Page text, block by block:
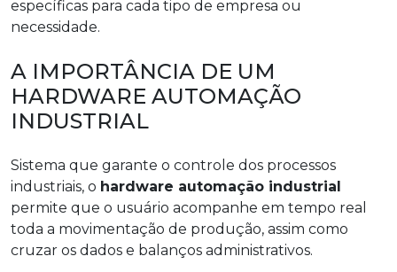
específicas para cada tipo de empresa ou
necessidade.
A IMPORTÂNCIA DE UM
HARDWARE AUTOMAÇÃO
INDUSTRIAL
Sistema que garante o controle dos processos
industriais, o hardware automação industrial
permite que o usuário acompanhe em tempo real
toda a movimentação de produção, assim como
cruzar os dados e balanços administrativos.